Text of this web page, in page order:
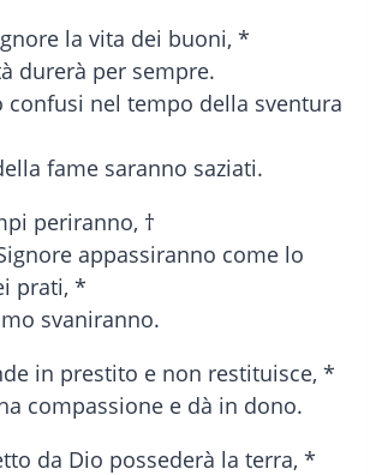
la vita dei buoni, *
durerà per sempre.
confusi nel tempo della sventura
fame saranno saziati.
periranno, †
appassiranno come lo
prati, *
svaniranno.
in prestito e non restituisce, *
compassione e dà in dono.
da Dio possederà la terra, *